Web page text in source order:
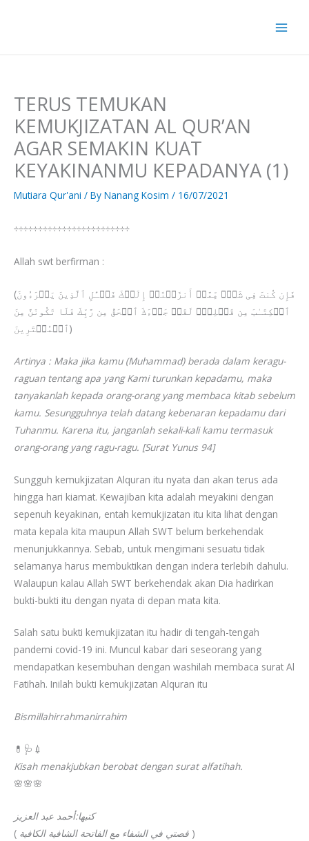
TERUS TEMUKAN
KEMUKJIZATAN AL QUR’AN
AGAR SEMAKIN KUAT
KEYAKINANMU KEPADANYA (1)
Mutiara Qur'ani / By Nanang Kosim / 16/07/2021
÷÷÷÷÷÷÷÷÷÷÷÷÷÷÷÷÷÷÷÷÷÷÷÷
Allah swt berfirman :
(فَإِن كُنتَ فِی شَكࣲّ مِّمَّاۤ أَنزَلۡنَاۤ إِلَیۡكَ فَسۡـَٔلِ ٱلَّذِینَ یَقۡرَءُونَ
ٱلۡكِتَـٰبَ مِن قَبۡلِكَۚ لَقَدۡ جَاۤءَكَ ٱلۡحَقُّ مِن رَّبِّكَ فَلَا تَكُونَنَّ مِنَ
ٱلۡمُمۡتَرِینَ)
Artinya : Maka jika kamu (Muhammad) berada dalam keragu-
raguan tentang apa yang Kami turunkan kepadamu, maka
tanyakanlah kepada orang-orang yang membaca kitab sebelum
kamu. Sesungguhnya telah datang kebenaran kepadamu dari
Tuhanmu. Karena itu, janganlah sekali-kali kamu termasuk
orang-orang yang ragu-ragu. [Surat Yunus 94]
Sungguh kemukjizatan Alquran itu nyata dan akan terus ada
hingga hari kiamat. Kewajiban kita adalah meyakini dengan
sepenuh keyakinan, entah kemukjizatan itu kita lihat dengan
mata kepala kita maupun Allah SWT belum berkehendak
menunjukkannya. Sebab, untuk mengimani sesuatu tidak
selamanya harus membuktikan dengan indera terlebih dahulu.
Walaupun kalau Allah SWT berkehendak akan Dia hadirkan
bukti-bukti itu dengan nyata di depan mata kita.
Salah satu bukti kemukjizatan itu hadir di tengah-tengah
pandemi covid-19 ini. Muncul kabar dari seseorang yang
mendapatkan kesembuhan dengan washilah membaca surat Al
Fatihah. Inilah bukti kemukjizatan Alquran itu
Bismillahirrahmanirrahim
💊🩺💉
Kisah menakjubkan berobat dengan surat alfatihah.
🌸🌸🌸
كتبها:أحمد عبد العزيز
( قصتي في الشفاء مع الفاتحة الشافية الكافية )